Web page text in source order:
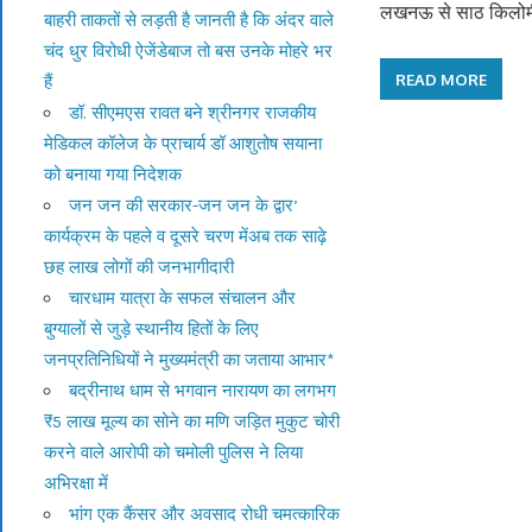
लखनऊ से साठ
READ MORE
बाहरी ताकतों से लड़ती है जानती है कि अंदर वाले
चंद धुर विरोधी ऐजेंडेबाज तो बस उनके मोहरे भर
हैं
डॉ. सीएमएस रावत बने श्रीनगर राजकीय
मेडिकल कॉलेज के प्राचार्य डॉ आशुतोष सयाना
को बनाया गया निदेशक
जन जन की सरकार-जन जन के द्वार’
कार्यक्रम के पहले व दूसरे चरण मेंअब तक साढ़े
छह लाख लोगों की जनभागीदारी
चारधाम यात्रा के सफल संचालन और
बुग्यालों से जुड़े स्थानीय हितों के लिए
जनप्रतिनिधियों ने मुख्यमंत्री का जताया आभार*
बद्रीनाथ धाम से भगवान नारायण का लगभग
₹5 लाख मूल्य का सोने का मणि जड़ित मुकुट चोरी
करने वाले आरोपी को चमोली पुलिस ने लिया
अभिरक्षा में
भांग एक कैंसर और अवसाद रोधी चमत्कारिक